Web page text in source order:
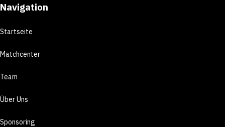
Navigation
Startseite
Matchcenter
Team
Über Uns
Sponsoring